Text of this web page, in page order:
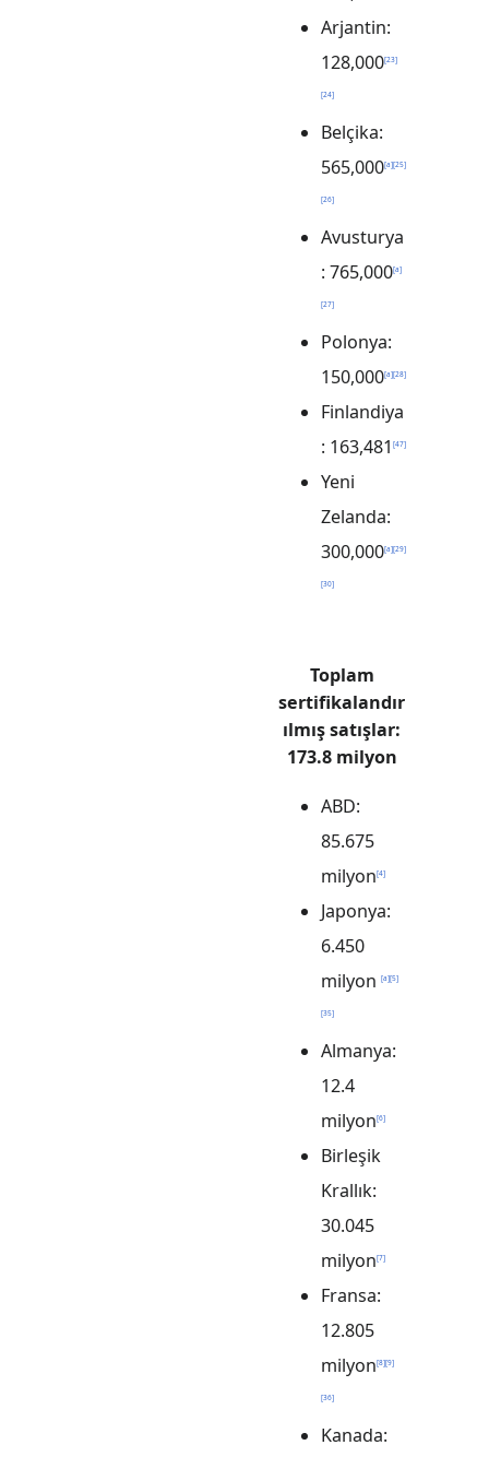
Arjantin:
128,000[23]
[24]
Belçika:
565,000[a][25]
[26]
Avusturya
: 765,000[a]
[27]
Polonya:
150,000[a][28]
Finlandiya
: 163,481 [47]
Yeni
Zelanda:
300,000[a][29]
[30]
Toplam
sertifikalandır
ılmış satışlar:
173.8 milyon
ABD:
85.675
milyon[4]
Japonya:
6.450
milyon [a][5]
[35]
Almanya:
12.4
milyon[6]
Birleşik
Krallık:
30.045
milyon[7]
Fransa:
12.805
milyon[8][9]
[36]
Kanada: